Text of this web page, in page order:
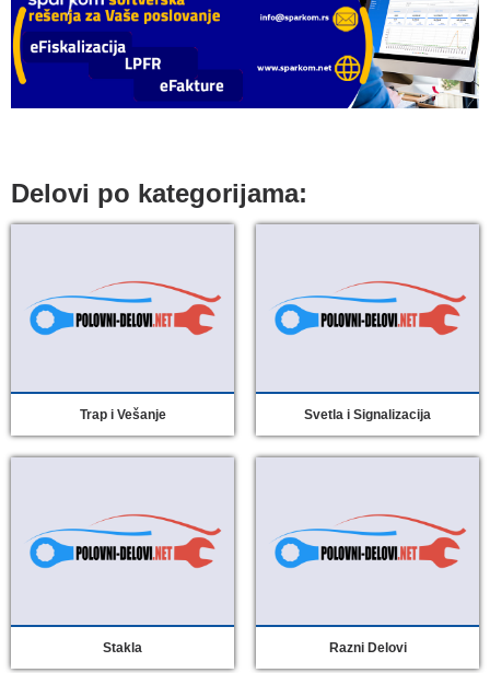
Delovi po kategorijama:
Trap i Vešanje Svetla i Signalizacija
Stakla Razni Delovi